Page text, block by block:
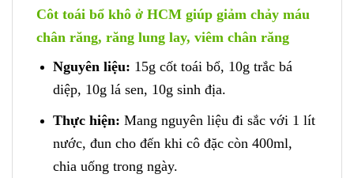
Côt toái bổ khô ở HCM giúp giảm chảy máu
chân răng, răng lung lay, viêm chân răng
Nguyên liệu: 15g cốt toái bổ, 10g trắc bá
diệp, 10g lá sen, 10g sinh địa.
Thực hiện: Mang nguyên liệu đi sắc với 1 lít
nước, đun cho đến khi cô đặc còn 400ml,
chia uống trong ngày.